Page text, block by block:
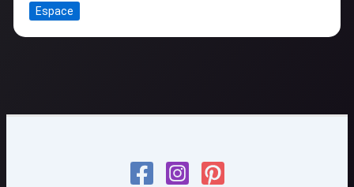
Espace